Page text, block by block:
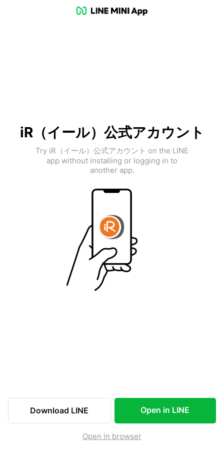
iR（イール）公式アカウント
Try iR（イール）公式アカウント on the LINE
app without installing or logging in to
another app.
Download LINE Open in LINE
Open in browser